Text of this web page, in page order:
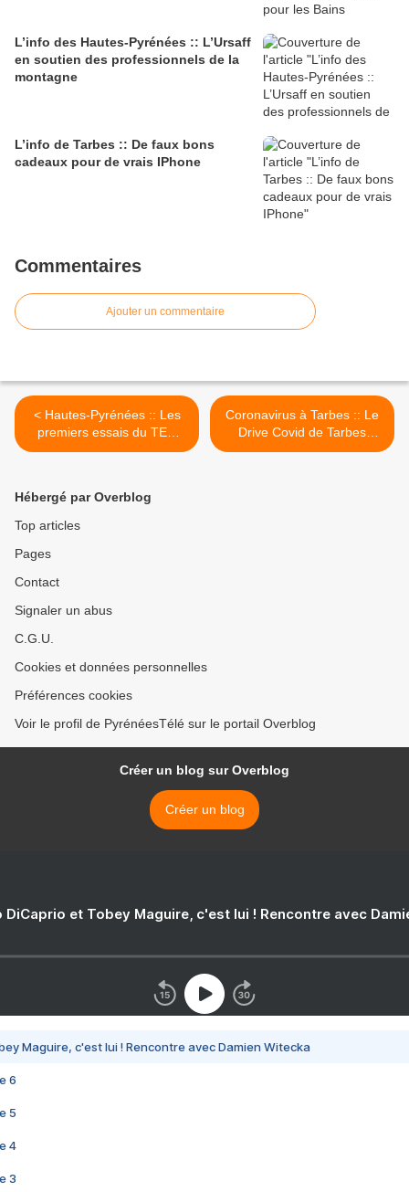
L’info des Hautes-Pyrénées :: L’Ursaff
en soutien des professionnels de la
montagne
L’info de Tarbes :: De faux bons
cadeaux pour de vrais IPhone
Commentaires
Ajouter un commentaire
< Hautes-Pyrénées :: Les
premiers essais du TER
Hybride réussis à Alstom
Coronavirus à Tarbes :: Le
Drive Covid de Tarbes
ferme et se réinvente /
Hébergé par Overblog
Top articles
Pages
Contact
Signaler un abus
C.G.U.
Cookies et données personnelles
Préférences cookies
Voir le profil de PyrénéesTélé sur le portail Overblog
Créer un blog sur Overblog
Créer un blog
DiCaprio et Tobey Maguire, c'est lui ! Rencontre avec
Maguire, c'est lui ! Rencontre avec Damien Witecka
6
5
4
3